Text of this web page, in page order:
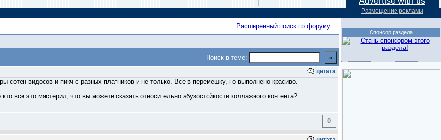
Размещение рекламы
Расширенный поиск по форуму
Поиск в теме:
цитата
сотен видосов и пикч с разных платников и не только. Все в перемешку, но выполнено красиво.
все это мастерил, что вы можете сказать относительно абузостойкости коллажного контента?
0
Спонсор раздела